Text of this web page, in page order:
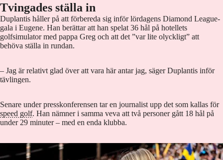
Tvingades ställa in
Duplantis håller på att förbereda sig inför lördagens Diamond League-
gala i Eugene. Han berättar att han spelat 36 hål på hotellets
golfsimulator med pappa Greg och att det ”var lite olyckligt” att
behöva ställa in rundan.
– Jag är relativt glad över att vara här antar jag, säger Duplantis inför
tävlingen.
Senare under presskonferensen tar en journalist upp det som kallas för
speed golf. Han nämner i samma veva att två personer gått 18 hål på
under 29 minuter – med en enda klubba.